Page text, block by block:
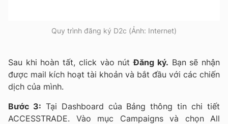
Quy trình đăng ký D2c (Ảnh: Internet)
Sau khi hoàn tất, click vào nútĐăng ký. Bạn sẽ nhận
được mail kích hoạt tài khoản và bắt đầu với các chiến
dịch của mình.
Bước 3: Tại Dashboard của Bảng thông tin chi tiết
ACCESSTRADE. Vào mục Campaigns và chọn All